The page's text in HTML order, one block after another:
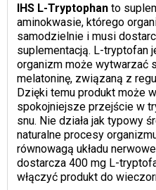
IHS L-Tryptophanto
aminokwasie, którego
samodzielnie i musi
suplementacją. L-tryptofan
organizm może wytwarzać
melatoninę, związaną z
Dzięki temu produkt może
spokojniejsze przejście w
snu. Nie działa jak typowy
naturalne procesy
równowagą układu
dostarcza 400 mg L-
włączyć produkt do